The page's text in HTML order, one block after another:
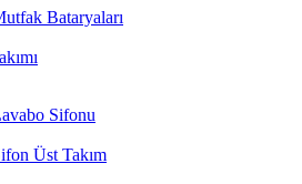
Bataryaları
Sifonu
Üst Takım